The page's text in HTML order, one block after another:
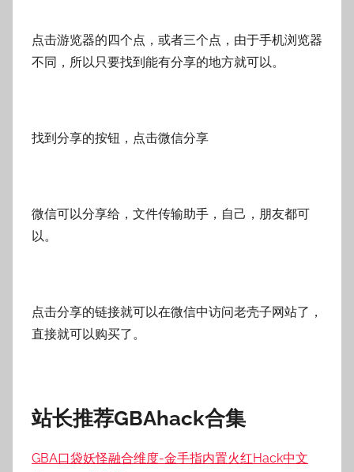
点击游览器的四个点，或者三个点，由于手机浏览器
不同，所以只要找到能有分享的地方就可以。
找到分享的按钮，点击微信分享
微信可以分享给，文件传输助手，自己，朋友都可
以。
点击分享的链接就可以在微信中访问老壳子网站了，
直接就可以购买了。
站长推荐GBAhack合集
GBA口袋妖怪融合维度-金手指内置火红Hack中文